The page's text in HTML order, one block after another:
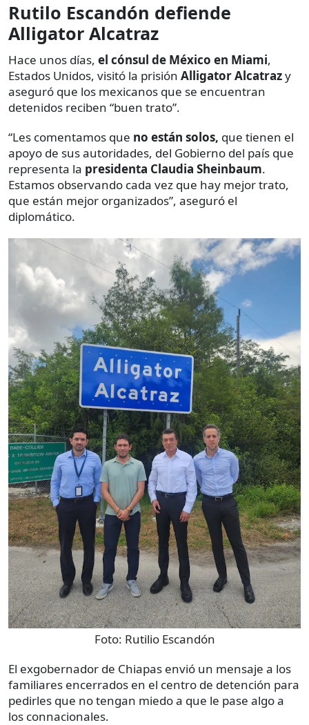
Rutilo Escandón defiende
Alligator Alcatraz
Hace unos días, el cónsul de México en Miami,
Estados Unidos, visitó la prisión Alligator Alcatrazy
aseguró que los mexicanos que se encuentran
detenidos reciben “buen trato”.
“Les comentamos que no están solos, que tienen el
apoyo de sus autoridades, del Gobierno del país que
representa la presidenta Claudia Sheinbaum.
Estamos observando cada vez que hay mejor trato,
que están mejor organizados”, aseguró el
diplomático.
Foto: Rutilio Escandón
El exgobernador de Chiapas envió un mensaje a los
familiares encerrados en el centro de detención para
pedirles que no tengan miedo a que le pase algo a
los connacionales.